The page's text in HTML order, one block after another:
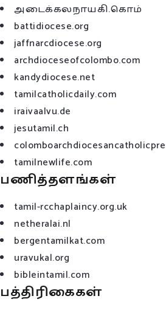
அடைக்கலநாயகி.கொம்
battidiocese.org
jaffnarcdiocese.org
archdioceseofcolombo.com
kandydiocese.net
tamilcatholicdaily.com
iraivaalvu.de
jesutamil.ch
tamilnewlife.com
பணித்தளங்கள்
tamil-rcchaplaincy.org.uk
netheralai.nl
bergentamilkat.com
uravukal.org
bibleintamil.com
பத்திரிகைகள்